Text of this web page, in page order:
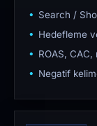
Search /
Hedefleme
ROAS,
Negatif